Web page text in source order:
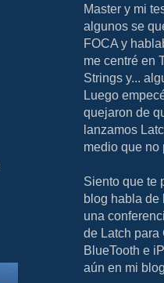
Master y mi
algunos se
FOCA y
me centré en
Strings y...
Luego
quejaron de
lanzamos
medio que no
Siento que te
blog habla de
una
de Latch para
BlueTooth e
aún en mi